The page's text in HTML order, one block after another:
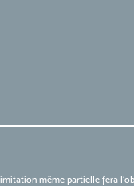
même partielle fera